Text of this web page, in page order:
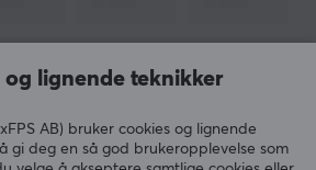
VIS MER
SPØRSMÅL OG SVAR (0)
og lignende teknikker
AB) bruker cookies og lignende
gi deg en så god brukeropplevelse som